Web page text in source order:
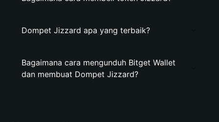
Dompet Jizzard apa yang terbaik?
Bagaimana cara mengunduh Bitget Wallet
dan membuat Dompet Jizzard?